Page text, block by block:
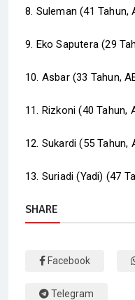
8. Suleman (41 Tahun,
9. Eko Saputera (29
10. Asbar (33 Tahun,
11. Rizkoni (40 Tahun,
12. Sukardi (55 Tahun,
13. Suriadi (Yadi) (47
SHARE
Facebook
Telegram